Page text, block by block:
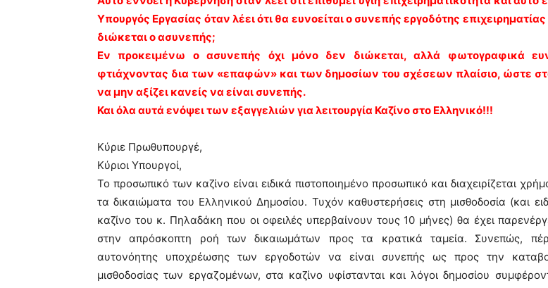
Υπουργός Εργασίας όταν λέει ότι θα ευνοείται ο συνεπής εργοδότης
διώκεται ο ασυνεπής;
Εν προκειμένω ο ασυνεπής όχι μόνο δεν διώκεται, αλλά φωτογραφικά
φτιάχνοντας δια των «επαφών» και των δημοσίων του σχέσεων πλαίσιο, ώστε
να μην αξίζει κανείς να είναι συνεπής.
Και όλα αυτά ενόψει των εξαγγελιών για λειτουργία Καζίνο στο Ελληνικό!!!
Κύριε Πρωθυπουργέ,
Κύριοι Υπουργοί,
Το προσωπικό των καζίνο είναι ειδικά πιστοποιημένο προσωπικό και διαχειρίζεται
τα δικαιώματα του Ελληνικού Δημοσίου. Τυχόν καθυστερήσεις στη μισθοδοσία (και
καζίνο του κ. Πηλαδάκη που οι οφειλές υπερβαίνουν τους 10 μήνες) θα έχει
στην απρόσκοπτη ροή των δικαιωμάτων προς τα κρατικά ταμεία. Συνεπώς,
αυτονόητης υποχρέωσης των εργοδοτών να είναι συνεπής ως προς την
μισθοδοσίας των εργαζομένων, στα καζίνο υφίστανται και λόγοι δημοσίου